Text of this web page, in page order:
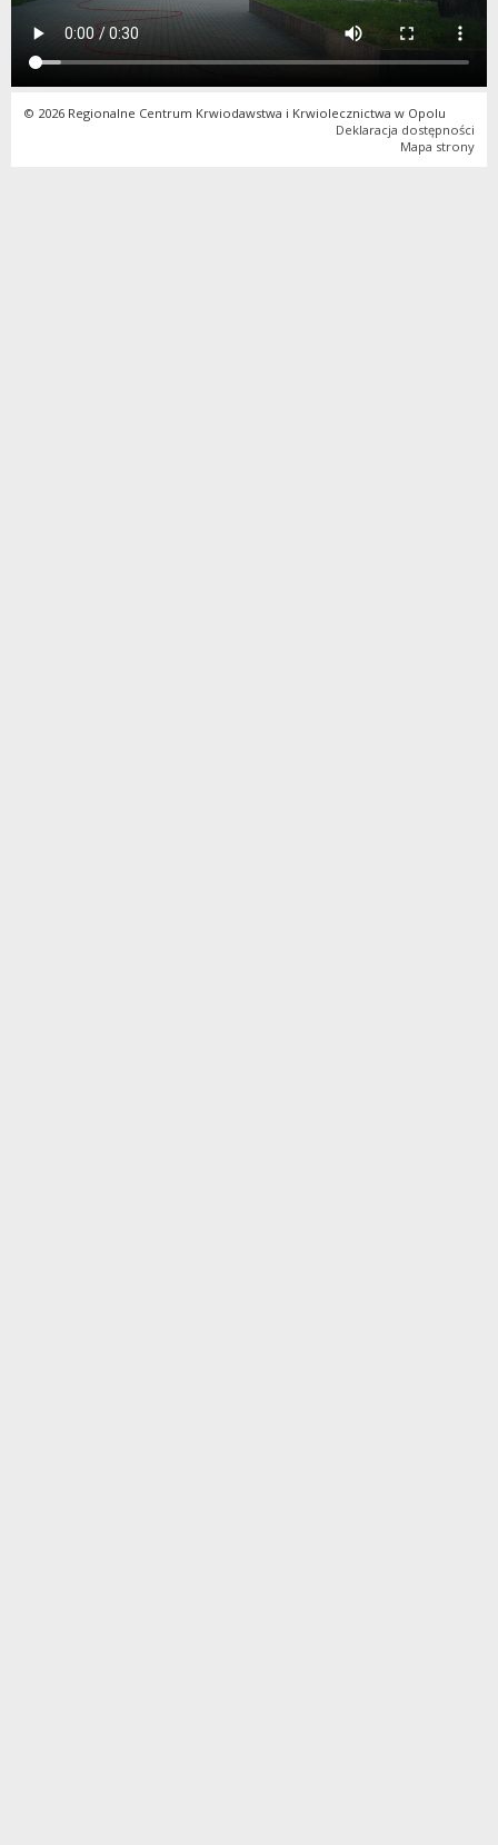
© 2026 Regionalne Centrum Krwiodawstwa i Krwiolecznictwa w Opolu
Deklaracja dostępności
Mapa strony